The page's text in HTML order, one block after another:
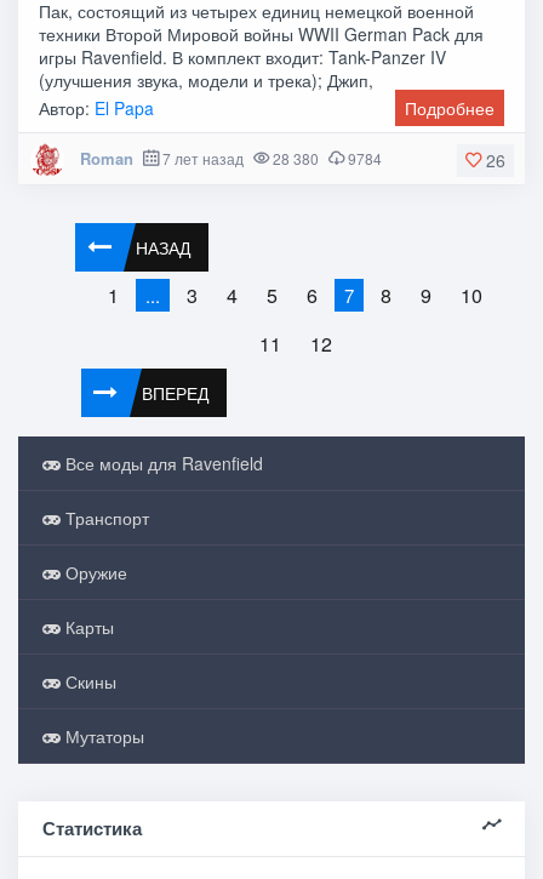
Пак, состоящий из четырех единиц немецкой военной
техники Второй Мировой войны WWII German Pack для
игры Ravenfield. В комплект входит: Tank-Panzer IV
(улучшения звука, модели и трека); Джип,
Автор: El Papa Подробнее
26
Roman 7 лет назад 28 380 9784
НАЗАД
1 ... 3 4 5 6 7 8 9
10
11
12
ВПЕРЕД
Все моды для Ravenfield
Транспорт
Оружие
Карты
Скины
Мутаторы
Статистика